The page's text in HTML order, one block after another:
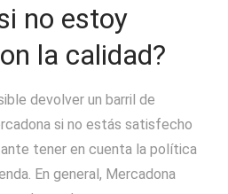
no estoy
la calidad?
devolver un barril de
si no estás satisfecho
tener en cuenta la política
En general, Mercadona